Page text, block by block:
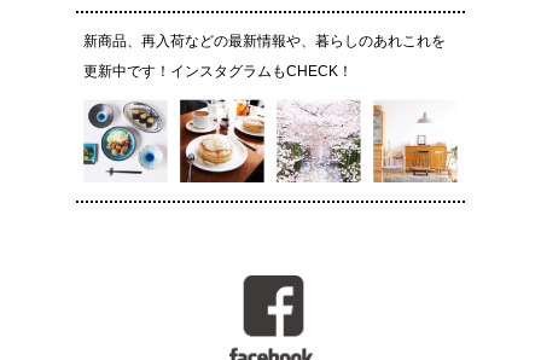
新商品、再入荷などの最新情報や、暮らしのあれこれを
更新中です！インスタグラムもCHECK！